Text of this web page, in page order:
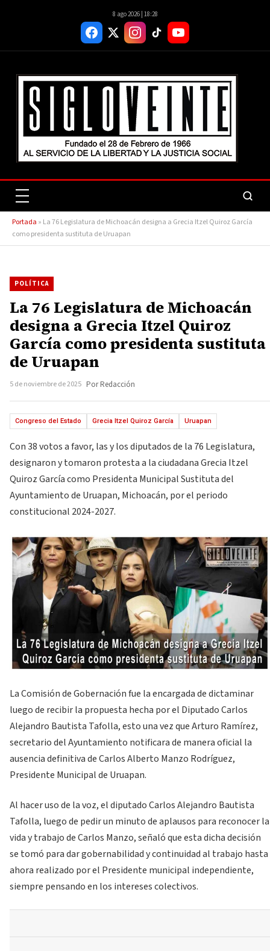
8 ago 2026 | 18:28
Portada » La 76 Legislatura de Michoacán designa a Grecia Itzel Quiroz García
como presidenta sustituta de Uruapan
POLÍTICA
La 76 Legislatura de Michoacán
designa a Grecia Itzel Quiroz
García como presidenta sustituta
de Uruapan
5 de noviembre de 2025 Por Redacción
Congreso del Estado Grecia Itzel Quiroz García Uruapan
Con 38 votos a favor, las y los diputados de la 76 Legislatura,
designaron y tomaron protesta a la ciudadana Grecia Itzel
Quiroz García como Presidenta Municipal Sustituta del
Ayuntamiento de Uruapan, Michoacán, por el periodo
constitucional 2024-2027.
La Comisión de Gobernación fue la encargada de dictaminar
luego de recibir la propuesta hecha por el Diputado Carlos
Alejandro Bautista Tafolla, esto una vez que Arturo Ramírez,
secretario del Ayuntamiento notificara de manera oficial la
ausencia definitiva de Carlos Alberto Manzo Rodríguez,
Presidente Municipal de Uruapan.
Al hacer uso de la voz, el diputado Carlos Alejandro Bautista
Tafolla, luego de pedir un minuto de aplausos para reconocer la
vida y trabajo de Carlos Manzo, señaló que esta dicha decisión
se tomó para dar gobernabilidad y continuidad al trabajo hasta
ahora realizado por el Presidente municipal independiente,
siempre pensando en los intereses colectivos.